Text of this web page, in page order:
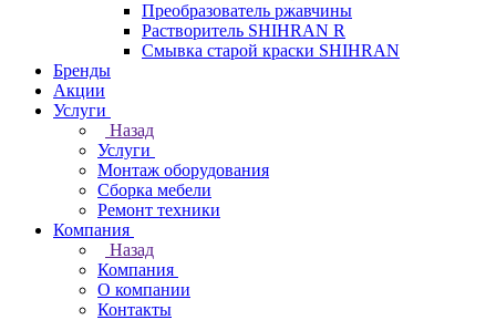
Преобразователь ржавчины
Растворитель SHIHRAN R
Смывка старой краски SHIHRAN
Бренды
Акции
Услуги
Назад
Услуги
Монтаж оборудования
Сборка мебели
Ремонт техники
Компания
Назад
Компания
О компании
Контакты